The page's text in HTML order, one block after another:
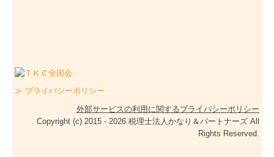
≫ プライバシーポリシー
外部サービスの利用に関するプライバシーポリシー
Copyright (c) 2015 - 2026 税理士法人かなり＆パートナーズ All
Rights Reserved.